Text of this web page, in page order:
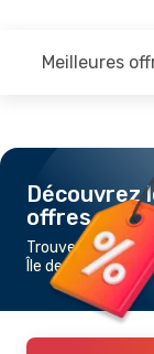
Meilleures
Découvrez
offres
Trouvez un vol
Île de Sao Tome